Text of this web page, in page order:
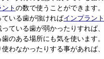
ト の数で使うことができます
いる歯が強ければインプラント
ている歯が弱かったりすれば
のある場所にも気を使います。
使わなかったりする事があれば